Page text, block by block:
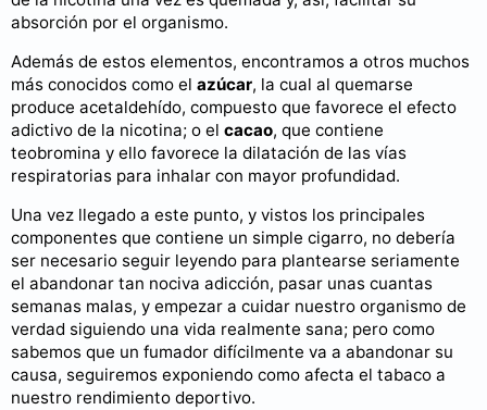
absorción por el organismo.
Además de estos elementos, encontramos a otros muchos
más conocidos como el azúcar, la cual al quemarse
produce acetaldehído, compuesto que favorece el efecto
adictivo de la nicotina; o el cacao, que contiene
teobromina y ello favorece la dilatación de las vías
respiratorias para inhalar con mayor profundidad.
Una vez llegado a este punto, y vistos los principales
componentes que contiene un simple cigarro, no debería
ser necesario seguir leyendo para plantearse seriamente
el abandonar tan nociva adicción, pasar unas cuantas
semanas malas, y empezar a cuidar nuestro organismo de
verdad siguiendo una vida realmente sana; pero como
sabemos que un fumador difícilmente va a abandonar su
causa, seguiremos exponiendo como afecta el tabaco a
nuestro rendimiento deportivo.